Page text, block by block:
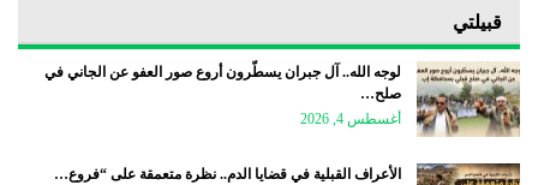
قبيلتي
لوجه الله.. آل جبران يسطّرون أروع صور العفو عن الجاني في
صلح…
أغسطس 4, 2026
الأعراف القبلية في قضايا الدم.. نظرة متعمقة على “فروع…